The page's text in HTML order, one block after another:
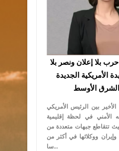
بلا إعلان ونصر بلا
الأمريكية الجديدة
الشرق الأوسط
بين الرئيس الأمريكي
الأمني في لحظة إقليمية
تتقاطع جبهات متعددة من
وإيران ووكلائها في أكثر من
سا...